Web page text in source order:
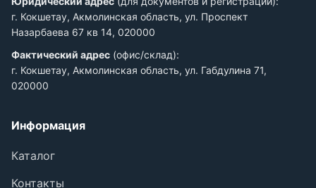
г. Кокшетау, Акмолинская область, ул. Проспект
Назарбаева 67 кв 14, 020000
Фактический адрес (офис/склад):
г. Кокшетау, Акмолинская область, ул. Габдулина 71,
020000
Информация
Каталог
Контакты